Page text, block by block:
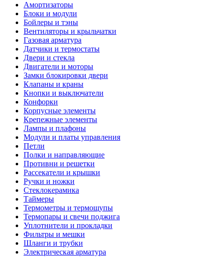
Амортизаторы
Блоки и модули
Бойлеры и тэны
Вентиляторы и крыльчатки
Газовая арматура
Датчики и термостаты
Двери и стекла
Двигатели и моторы
Замки блокировки двери
Клапаны и краны
Кнопки и выключатели
Конфорки
Корпусные элементы
Крепежные элементы
Лампы и плафоны
Модули и платы управления
Петли
Полки и направляющие
Противни и решетки
Рассекатели и крышки
Ручки и ножки
Стеклокерамика
Таймеры
Термометры и термощупы
Термопары и свечи поджига
Уплотнители и прокладки
Фильтры и мешки
Шланги и трубки
Электрическая арматура